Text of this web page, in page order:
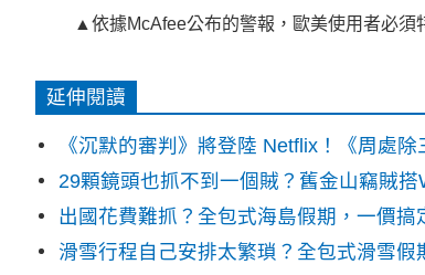
▲依據McAfee公布的警報，歐美使用者必須
延伸閱讀
《沉默的審判》將登陸 Netflix！《周處
29顆鏡頭也抓不到一個賊？舊金山竊賊
出國花費難抓？全包式海島假期，一價搞
滑雪行程自己安排太繁瑣？全包式滑雪假